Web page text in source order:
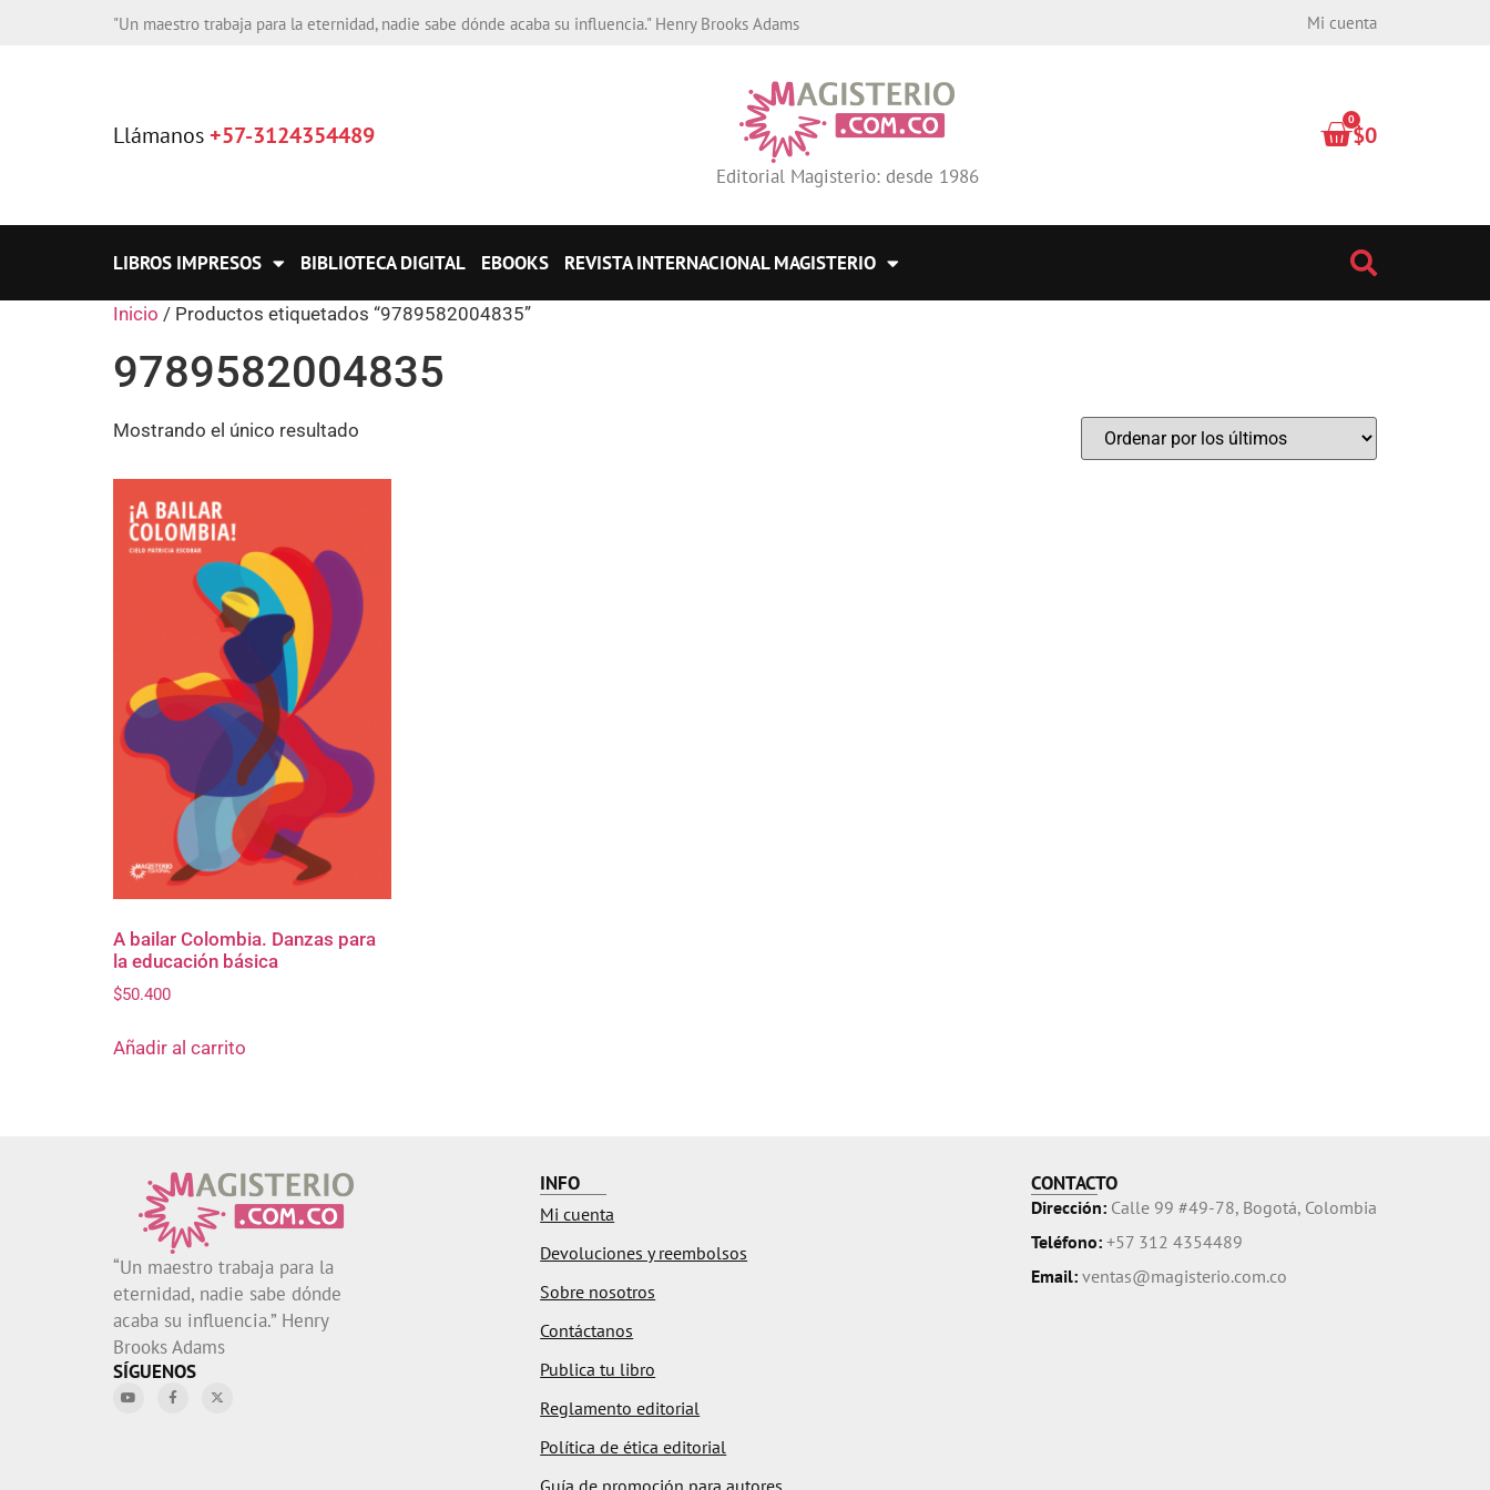
"Un maestro trabaja para la eternidad, nadie sabe dónde acaba su influencia." Henry Brooks Adams Mi cuenta
Llámanos+57-3124354489
Editorial Magisterio: desde 1986
$0
0
LIBROS IMPRESOS BIBLIOTECA DIGITAL EBOOKS REVISTA INTERNACIONAL MAGISTERIO
Inicio / Productos etiquetados “9789582004835”
9789582004835
Mostrando el único resultado
A bailar Colombia. Danzas para
la educación básica
$50.400
Añadir al carrito
“Un maestro trabaja para la
eternidad, nadie sabe dónde
acaba su influencia.” Henry
Brooks Adams
SÍGUENOS
INFO
Mi cuenta
Devoluciones y reembolsos
Sobre nosotros
Contáctanos
Publica tu libro
Reglamento editorial
Política de ética editorial
CONTACTO
Dirección: Calle 99 #49-78, Bogotá, Colombia
Teléfono: +57 312 4354489
Email: ventas@magisterio.com.co